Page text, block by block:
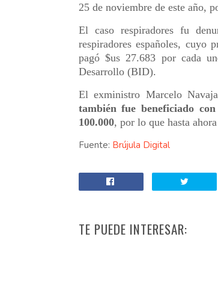
25 de noviembre de este año,
El caso respiradores fu
respiradores españoles,
pagó $us 27.683 por cada
Desarrollo (BID).
El exministro Marcelo
también fue beneficiado
100.000, por lo que hasta
Fuente: Brújula Digital
TE PUEDE INTERESAR: